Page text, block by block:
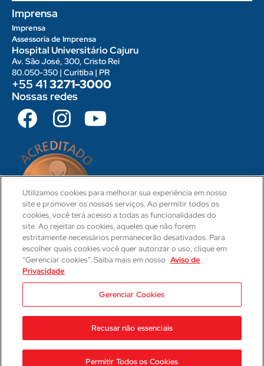
Imprensa
Imprensa
Assessoria de Imprensa
Hospital Universitário Cajuru
Av. São José, 300, Cristo Rei
80.050-350 | Curitiba | PR
+55 413271-3000
Nossas redes
CRM 31-PR
Responsável Técnica Médica
CRM: 29623-PR | RQE: 21593
2023 © Hospital Cajuru Aviso de Privacidade
Utilizamos cookies para melhorar sua experiência em nosso
site e promover os nossos serviços. Ao permitir todos os
cookies, você terá acesso a todas as funcionalidades do
site. Ao rejeitar os cookies, aqueles que não forem
estritamente necessários permanecerão desativados. Para
escolher quais cookies você quer autorizar o uso, clique em
“Gerenciar cookies”. Saiba mais em nosso Aviso de
Privacidade
Gerenciar Cookies
Recusar não essenciais
Permitir Todos os Cookies